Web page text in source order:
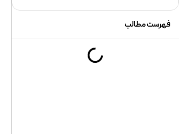
فهرست مطالب